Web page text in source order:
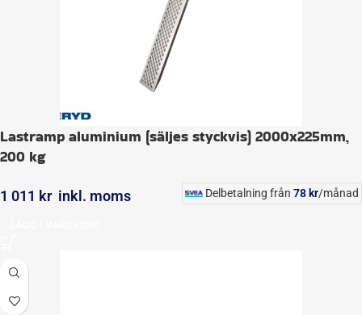
Lastramp aluminium (säljes styckvis) 2000x225mm,
200 kg
1 011 kr inkl. moms Delbetalning från 78 kr/månad